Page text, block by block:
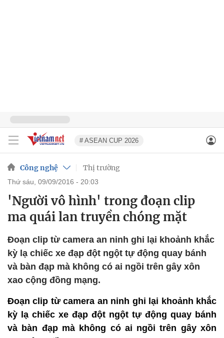
# ASEAN CUP 2026
Công nghệ Thị trường
thứ sáu, 09/09/2016 - 20:03
'Người vô hình' trong đoạn clip
ma quái lan truyền chóng mặt
Đoạn clip từ camera an ninh ghi lại khoảnh khắc
kỳ lạ chiếc xe đạp đột ngột tự động quay bánh
và bàn đạp mà không có ai ngồi trên gây xôn
xao cộng đồng mạng.
Đoạn clip từ camera an ninh ghi lại khoảnh khắc
kỳ lạ chiếc xe đạp đột ngột tự động quay bánh
và bàn đạp mà không có ai ngồi trên gây xôn